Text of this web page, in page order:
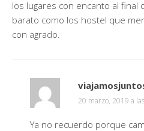
los lugares con encanto al final
barato como los hostel que
con agrado.
20 marzo, 2019 a
Ya no recuerdo porque